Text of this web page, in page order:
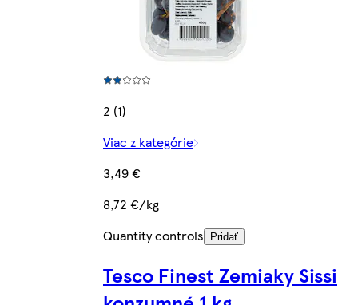
2 (1)
Viac z kategórie
3,49 €
8,72 €/kg
Quantity controls
Pridať
Tesco Finest Zemiaky Sissi